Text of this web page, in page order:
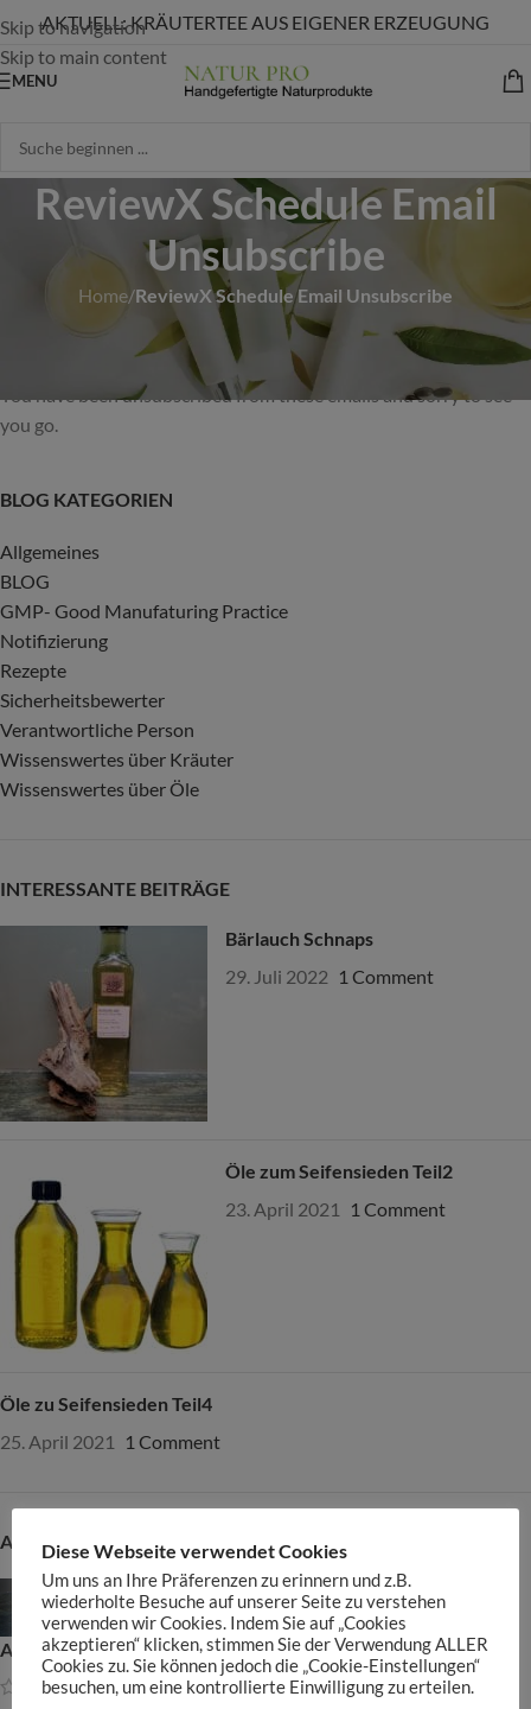
Skip to navigation
Skip to main content
AKTUELL: KRÄUTERTEE AUS EIGENER ERZEUGUNG
MENU
ReviewX Schedule Email
Unsubscribe
Home/ReviewX Schedule Email Unsubscribe
You have been unsubscribed.
You have been unsubscribed from these emails and sorry to see
you go.
BLOG KATEGORIEN
Allgemeines
BLOG
GMP- Good Manufaturing Practice
Notifizierung
Rezepte
Sicherheitsbewerter
Verantwortliche Person
Wissenswertes über Kräuter
Wissenswertes über Öle
INTERESSANTE BEITRÄGE
Bärlauch Schnaps
29. Juli 2022 1 Comment
Öle zum Seifensieden Teil2
23. April 2021
1 Comment
Öle zu Seifensieden Teil4
25. April 2021
1 Comment
AKTUELLE PRODUKTBEWERTUNGEN
Arnika Schnaps 50ml
Diese Webseite verwendet Cookies
Um uns an Ihre Präferenzen zu erinnern und z.B.
wiederholte Besuche auf unserer Seite zu verstehen
verwenden wir Cookies. Indem Sie auf „Cookies
akzeptieren“ klicken, stimmen Sie der Verwendung ALLER
Cookies zu. Sie können jedoch die „Cookie-Einstellungen“
besuchen, um eine kontrollierte Einwilligung zu erteilen.